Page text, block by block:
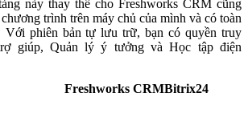
này thay thế cho Freshworks CRM cũng
trình trên máy chủ của mình và có toàn
Với phiên bản tự lưu trữ, bạn có quyền truy
giúp, Quản lý ý tưởng và Học tập điện
Freshworks CRMBitrix24